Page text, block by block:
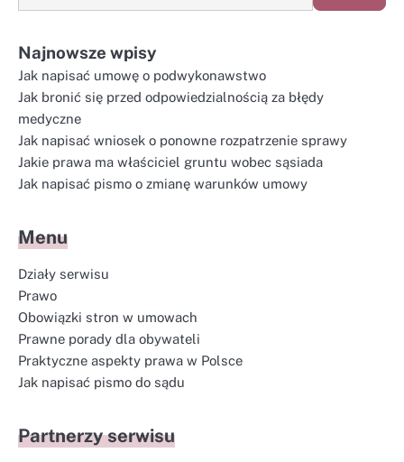
Najnowsze wpisy
Jak napisać umowę o podwykonawstwo
Jak bronić się przed odpowiedzialnością za błędy
medyczne
Jak napisać wniosek o ponowne rozpatrzenie sprawy
Jakie prawa ma właściciel gruntu wobec sąsiada
Jak napisać pismo o zmianę warunków umowy
Menu
Działy serwisu
Prawo
Obowiązki stron w umowach
Prawne porady dla obywateli
Praktyczne aspekty prawa w Polsce
Jak napisać pismo do sądu
Partnerzy serwisu